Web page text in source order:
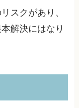
スクがあり、
解決にはなり